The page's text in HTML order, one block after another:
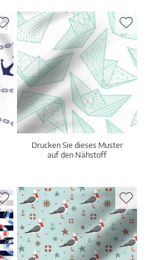
Drucken Sie dieses Muster
auf den Nähstoff